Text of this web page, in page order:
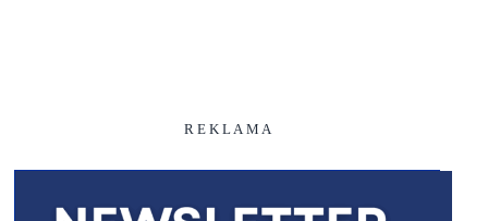
R E K L A M A